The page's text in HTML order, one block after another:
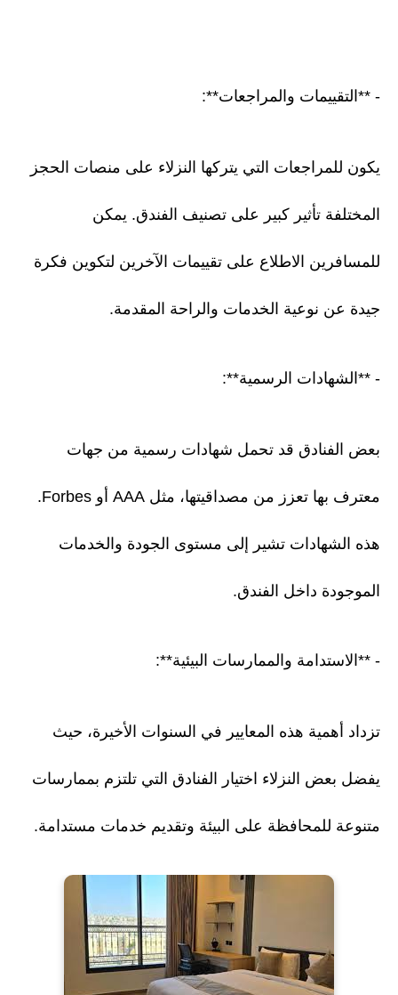
- **التقييمات والمراجعات**:
يكون للمراجعات التي يتركها النزلاء على منصات الحجز
المختلفة تأثير كبير على تصنيف الفندق. يمكن
للمسافرين الاطلاع على تقييمات الآخرين لتكوين فكرة
جيدة عن نوعية الخدمات والراحة المقدمة.
- **الشهادات الرسمية**:
بعض الفنادق قد تحمل شهادات رسمية من جهات
معترف بها تعزز من مصداقيتها، مثل AAA أو Forbes.
هذه الشهادات تشير إلى مستوى الجودة والخدمات
الموجودة داخل الفندق.
- **الاستدامة والممارسات البيئية**:
تزداد أهمية هذه المعايير في السنوات الأخيرة، حيث
يفضل بعض النزلاء اختيار الفنادق التي تلتزم بممارسات
متنوعة للمحافظة على البيئة وتقديم خدمات مستدامة.